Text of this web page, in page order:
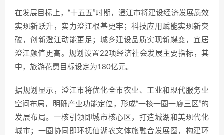
在发展目标上，“十五五”时期，澄江市将建设经济发展质效
实现新跃升，实力澄江根基更牢；科技应用赋能实现新突
破，创新澄江动能更足；城乡建设品质实现新蝶变，宜居
澄江颜值更高。规划设置22项经济社会发展主要指标，其
中，旅游花费目标设定为180亿元。
据规划显示，澄江市将优化全市农业、工业和现代服务业
空间布局，明确产业功能定位，形成“一核一圈一廊三区”的
发展布局。一核引领即城市核心区，打造城湖和美现代化
城市；一圈协同即环抚仙湖农文体旅融合发展圈，构建环